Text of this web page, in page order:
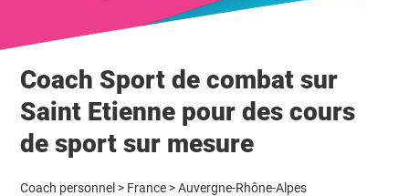
Coach Sport de combat sur
Saint Etienne pour des cours
de sport sur mesure
Coach personnel > France > Auvergne-Rhône-Alpes